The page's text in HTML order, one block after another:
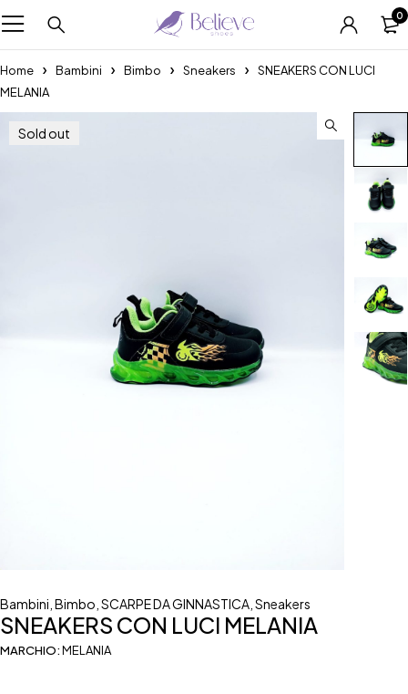
0
Home Bambini Bimbo Sneakers
SNEAKERS CON LUCI
MELANIA
Sold out
Bambini Bimbo SCARPE DA GINNASTICA Sneakers
SNEAKERS CON LUCI MELANIA
MARCHIO:MELANIA